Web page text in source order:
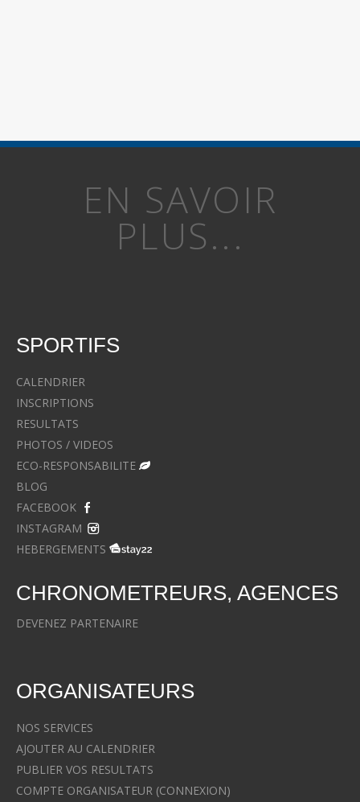
EN SAVOIR
PLUS...
SPORTIFS
CALENDRIER
INSCRIPTIONS
RESULTATS
PHOTOS / VIDEOS
ECO-RESPONSABILITE
BLOG
FACEBOOK
INSTAGRAM
HEBERGEMENTS
CHRONOMETREURS, AGENCES
DEVENEZ PARTENAIRE
ORGANISATEURS
NOS SERVICES
AJOUTER AU CALENDRIER
PUBLIER VOS RESULTATS
COMPTE ORGANISATEUR (CONNEXION)